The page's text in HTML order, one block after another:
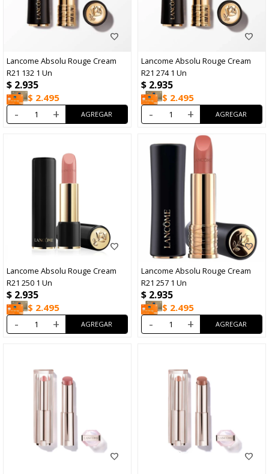
Lancome Absolu Rouge Cream
R21 132 1 Un
$ 2.935
$ 2.495
- +
Lancome Absolu Rouge Cream
R21 274 1 Un
$ 2.935
$ 2.495
- +
Lancome Absolu Rouge Cream
R21 250 1 Un
$ 2.935
$ 2.495
- +
Lancome Absolu Rouge Cream
R21 257 1 Un
$ 2.935
$ 2.495
- +